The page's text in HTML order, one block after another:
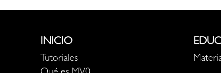
INICIO
Tutoriales